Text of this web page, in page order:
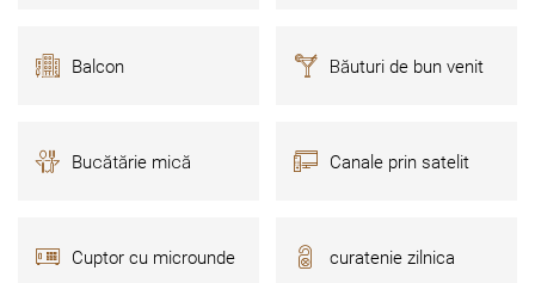
Balcon Băuturi de bun venit
Bucătărie mică Canale prin satelit
Cuptor cu microunde curatenie zilnica